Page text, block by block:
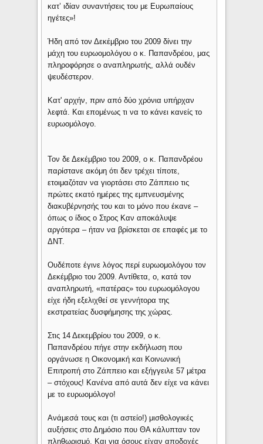
κατ’ ιδίαν συναντήσεις του με Ευρωπαίους
ηγέτες»!
Ήδη από τον Δεκέμβριο του 2009 δίνει την
μάχη του ευρωομολόγου ο κ. Παπανδρέου, μας
πληροφόρησε ο αναπληρωτής, αλλά ουδέν
ψευδέστερον.
Κατ' αρχήν, πριν από δύο χρόνια υπήρχαν
λεφτά. Και επομένως τι να το κάνει κανείς το
ευρωομόλογο.
Τον δε Δεκέμβριο του 2009, ο κ. Παπανδρέου
παρίστανε ακόμη ότι δεν τρέχει τίποτε,
ετοιμαζόταν να γιορτάσει στο Ζάππειο τις
πρώτες εκατό ημέρες της εμπνευσμένης
διακυβέρνησής του και το μόνο που έκανε –
όπως ο ίδιος ο Στρος Καν αποκάλυψε
αργότερα – ήταν να βρίσκεται σε επαφές με το
ΔΝΤ.
Ουδέποτε έγινε λόγος περί ευρωομολόγου τον
Δεκέμβριο του 2009. Αντίθετα, ο, κατά τον
αναπληρωτή, «πατέρας» του ευρωομόλογου
είχε ήδη εξελιχθεί σε γεννήτορα της
εκστρατείας δυσφήμησης της χώρας.
Στις 14 Δεκεμβρίου του 2009, ο κ.
Παπανδρέου πήγε στην εκδήλωση που
οργάνωσε η Οικονομική και Κοινωνική
Επιτροπή στο Ζάππειο και εξήγγειλε 57 μέτρα
– στόχους! Κανένα από αυτά δεν είχε να κάνει
με το ευρωομόλογο!
Ανάμεσά τους και (τι αστείο!) μισθολογικές
αυξήσεις στο Δημόσιο που ΘΑ κάλυπταν τον
πληθωρισμό. Και για όσους είχαν αποδοχές